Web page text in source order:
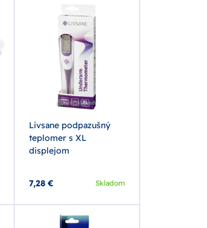
Livsane podpazušný
teplomer s XL
displejom
7,28 € Skladom